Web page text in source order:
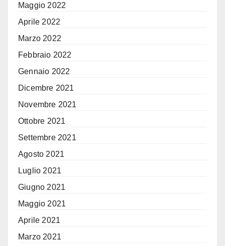
Maggio 2022
Aprile 2022
Marzo 2022
Febbraio 2022
Gennaio 2022
Dicembre 2021
Novembre 2021
Ottobre 2021
Settembre 2021
Agosto 2021
Luglio 2021
Giugno 2021
Maggio 2021
Aprile 2021
Marzo 2021